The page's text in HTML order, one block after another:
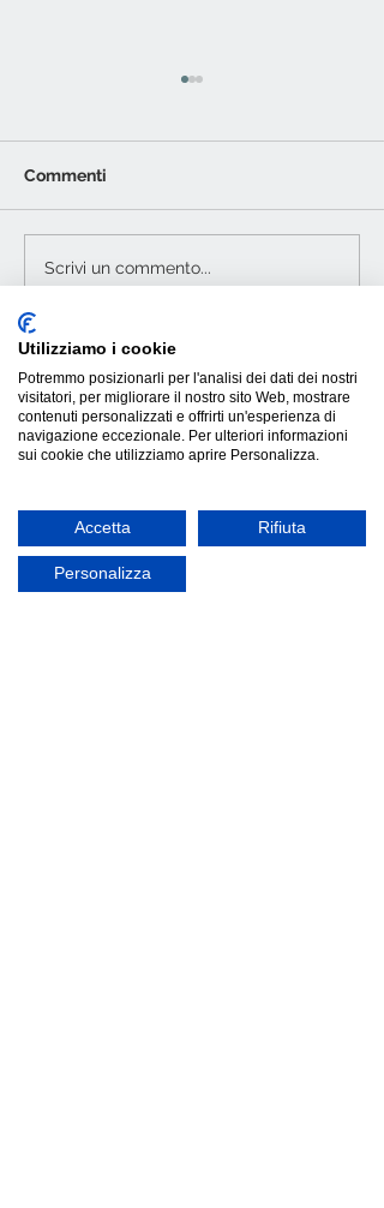
Carter, divano letto
Commenti
Scrivi un commento...
INFORMAZIONI GENERALI
Utilizziamo i cookie
Potremmo posizionarli per l'analisi dei dati dei nostri
visitatori, per migliorare il nostro sito Web, mostrare
contenuti personalizzati e offrirti un'esperienza di
navigazione eccezionale. Per ulteriori informazioni
sui cookie che utilizziamo aprire Personalizza.
Accetta Rifiuta
Personalizza